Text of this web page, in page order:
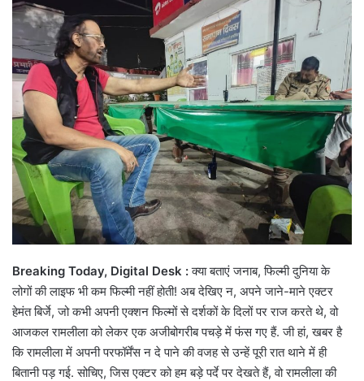
Breaking Today, Digital Desk :क्या बताएं जनाब, फिल्मी दुनिया के
लोगों की लाइफ भी कम फिल्मी नहीं होती! अब देखिए न, अपने जाने-माने एक्टर
हेमंत बिर्जे, जो कभी अपनी एक्शन फिल्मों से दर्शकों के दिलों पर राज करते थे, वो
आजकल रामलीला को लेकर एक अजीबोगरीब पचड़े में फंस गए हैं. जी हां, खबर है
कि रामलीला में अपनी परफॉर्मेंस न दे पाने की वजह से उन्हें पूरी रात थाने में ही
बितानी पड़ गई. सोचिए, जिस एक्टर को हम बड़े पर्दे पर देखते हैं, वो रामलीला की